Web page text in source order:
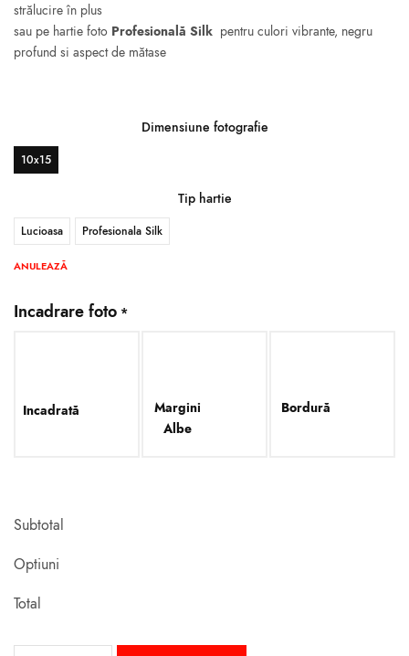
strălucire în plus
sau pe hartie foto Profesională Silk pentru culori vibrante, negru
profund si aspect de mătase
Dimensiune fotografie
10x15
Tip hartie
Lucioasa Profesionala Silk
ANULEAZĂ
Incadrare foto *
Incadrată
Margini
Albe
Bordură
Subtotal
Optiuni
Total